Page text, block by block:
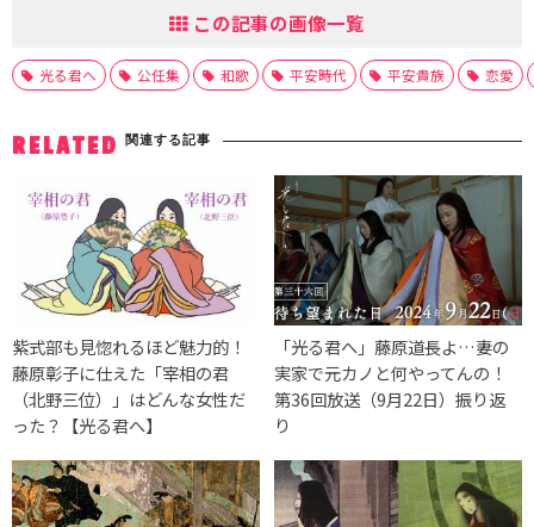
この記事の画像一覧
光る君へ 公任集 和歌 平安時代 平安貴族 恋愛
RELATED 関連する記事
紫式部も見惚れるほど魅力的！
藤原彰子に仕えた「宰相の君
（北野三位）」はどんな女性だ
った？【光る君へ】
「光る君へ」藤原道長よ…妻の
実家で元カノと何やってんの！
第36回放送（9月22日）振り返
り